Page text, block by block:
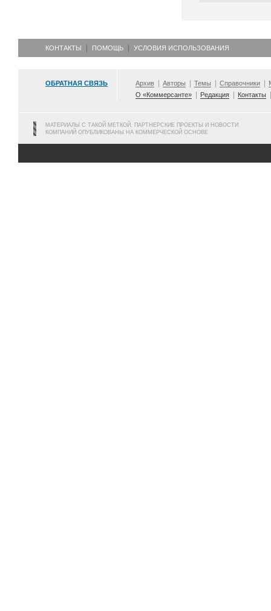
КОНТАКТЫ ПОМОЩЬ УСЛОВИЯ ИСПОЛЬЗОВАНИЯ
ОБРАТНАЯ СВЯЗЬ Архив Авторы Темы Справочники
О «Коммерсанте»
Редакция Контакты
МАТЕРИАЛЫ С ТАКОЙ МЕТКОЙ, ПАРТНЕРСКИЕ ПРОЕКТЫ И НОВОСТИ
КОМПАНИЙ ОПУБЛИКОВАНЫ НА КОММЕРЧЕСКОЙ ОСНОВЕ